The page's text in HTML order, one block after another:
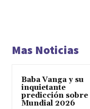
Mas Noticias
Baba Vanga y su
inquietante
predicción sobre
Mundial 2026